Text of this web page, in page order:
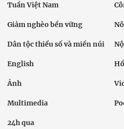
Tuần Việt Nam
Giảm nghèo bền vững
Dân tộc thiểu số và miền núi
English
Ảnh
Multimedia
24h qua